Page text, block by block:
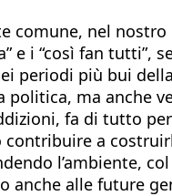
comune, nel nostro
i “così fan tutti”,
periodi più bui
ma anche
fa di tutto
contribuire a
l’ambiente,
anche alle future